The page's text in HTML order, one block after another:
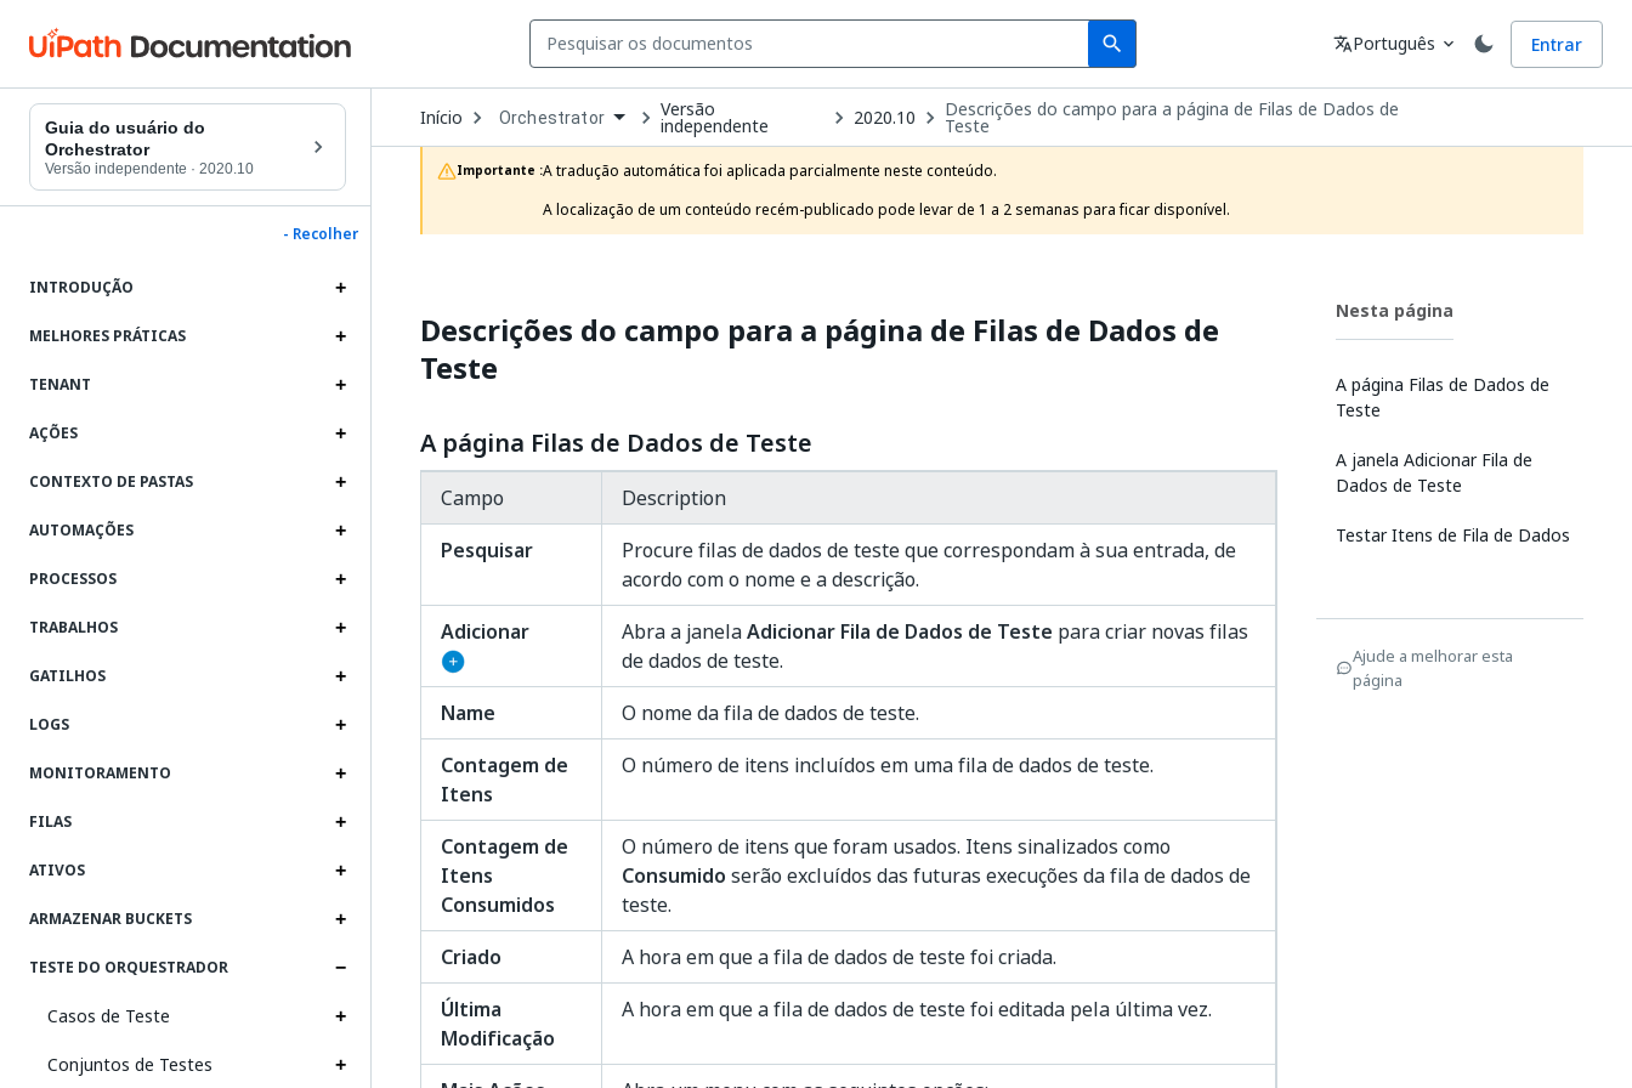
search
Search Idioma
translatePortuguês expand_more Entrar
Guia do usuário do
Orchestrator
Versão independente · 2020.10
- Recolher
INTRODUÇÃO
MELHORES PRÁTICAS
TENANT
AÇÕES
CONTEXTO DE PASTAS
AUTOMAÇÕES
PROCESSOS
TRABALHOS
GATILHOS
LOGS
MONITORAMENTO
FILAS
ATIVOS
ARMAZENAR BUCKETS
TESTE DO ORQUESTRADOR
Casos de Teste
Conjuntos de Testes
Início Open
Dropdown
to
choose
product
Orchestrator Versão
independente 2020.10 Descrições do campo para a página de Filas de Dados de
Teste
Importante :A tradução automática foi aplicada parcialmente neste conteúdo.
A localização de um conteúdo recém-publicado pode levar de 1 a 2 semanas para ficar disponível.
Descrições do campo para a página de Filas de Dados de
Teste
A página Filas de Dados de Teste
Campo
Description
Pesquisar
Procure filas de dados de teste que correspondam à sua entrada, de
acordo com o nome e a descrição.
Adicionar
Abra a janelaAdicionar Fila de Dados de Teste para criar novas filas
de dados de teste.
Name
O nome da fila de dados de teste.
Contagem de
Itens
O número de itens incluídos em uma fila de dados de teste.
Contagem de
Itens
Consumidos
O número de itens que foram usados. Itens sinalizados como
Consumido serão excluídos das futuras execuções da fila de dados de
teste.
Criado
A hora em que a fila de dados de teste foi criada.
Última
Modificação
A hora em que a fila de dados de teste foi editada pela última vez.
Nesta página
A página Filas de Dados de
Teste
A janela Adicionar Fila de
Dados de Teste
Testar Itens de Fila de Dados
Ajude a melhorar esta
página